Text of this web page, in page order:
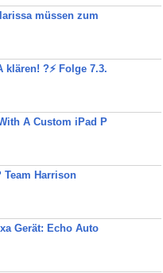
müssen zum
klären! ?⚡️ Folge 7.3.
A Custom iPad P
Team Harrison
Gerät: Echo Auto